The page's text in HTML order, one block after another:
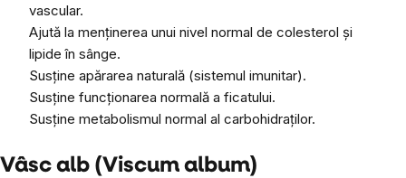
vascular.
Ajută la menținerea unui nivel normal de colesterol și
lipide în sânge.
Susține apărarea naturală (sistemul imunitar).
Susține funcționarea normală a ficatului.
Susține metabolismul normal al carbohidraților.
Vâsc alb (Viscum album)